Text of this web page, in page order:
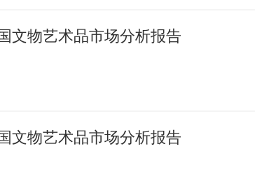
文物艺术品市场分析报告
文物艺术品市场分析报告